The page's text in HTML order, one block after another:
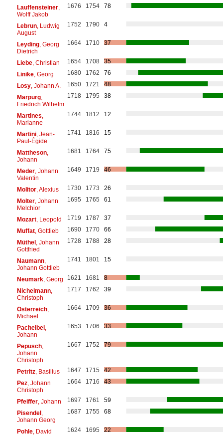
Lauffensteiner,
Wolff Jakob
1676 1754 78
Lebrun, Ludwig
August
1752 1790 4
Leyding, Georg
Dietrich
1664 1710 37
Liebe, Christian 1654 1708
35
Linike, Georg 1680 1762
76
Losy, Johann A. 1650 1721
48
Marpurg,
Friedrich Wilhelm
1718 1795 38
Martines
Marianne
1744 1812 12
Martini, Jean-
Paul-Égide
1741 1816 15
Mattheson,
Johann
1681 1764 75
Meder, Johann
Valentin
1649 1719 46
Molitor, Alexius 1730 1773
26
Molter, Johann
Melchior
1695 1765 61
Mozart, Leopold 1719 1787
37
Muffat, Gottlieb 1690 1770
66
Müthel, Johann
Gottfried
1728 1788 28
Naumann,
Johann Gottlieb
1741 1801 15
Neumark, Georg 1621 1681
8
Nichelmann,
Christoph
1717 1762 39
Österreich,
Michael
1664 1709 36
Pachelbel,
Johann
1653 1706 33
Pepusch,
Johann
Christoph
1667 1752 79
Petritz, Basilius 1647 1715
42
Pez, Johann
Christoph
1664 1716 43
Pfeiffer, Johann 1697 1761
59
Pisendel,
Johann Georg
1687 1755 68
Pohle, David 1624 1695
22